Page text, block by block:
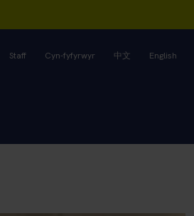
Staff Cyn-fyfyrwyr 中文 English